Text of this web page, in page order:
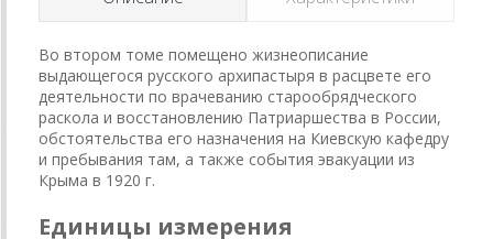
Во втором томе помещено жизнеописание
выдающегося русского архипастыря в расцвете его
деятельности по врачеванию старообрядческого
раскола и восстановлению Патриаршества в России,
обстоятельства его назначения на Киевскую кафедру
и пребывания там, а также события эвакуации из
Крыма в 1920 г.
Единицы измерения